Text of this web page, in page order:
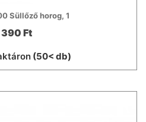
Süllőző horog, 1
390 Ft
(50< db)